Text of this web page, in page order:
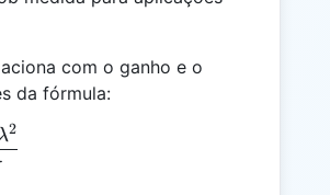
com o ganho e o
da fórmula:
= \frac{G \cdot \lambda^2}{4 \pi}
2